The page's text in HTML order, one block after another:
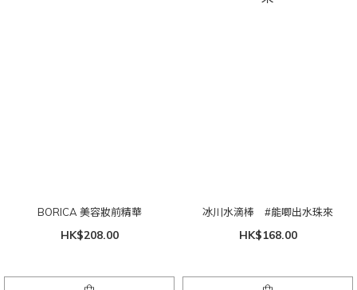
BORICA 美容妝前精華
HK$208.00
冰川水滴棒 #能唧出水珠來
HK$168.00